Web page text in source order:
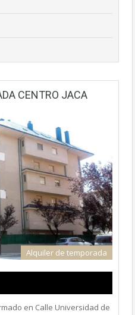
CENTRO JACA
Alquiler de temporada
en Calle Universidad de